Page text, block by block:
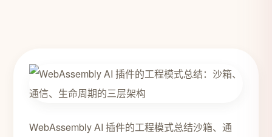
WebAssembly AI 插件的工程模式总结沙箱、通